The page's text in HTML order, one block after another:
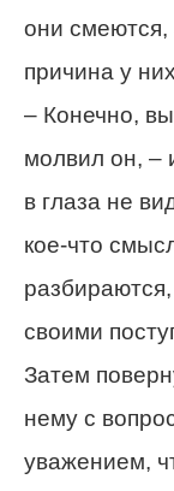
они смеются,
причина у
– Конечно,
молвил он, –
в глаза не
кое-что
своими
Затем
нему с
уважением,